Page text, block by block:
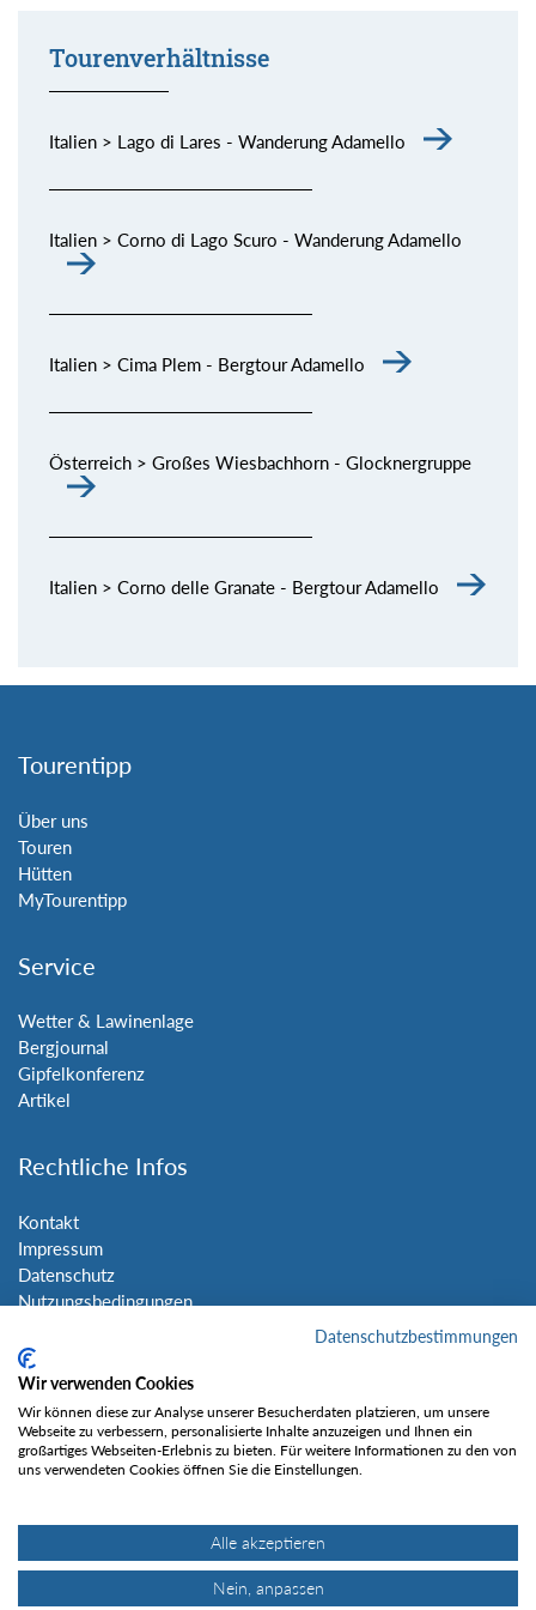
Tourenverhältnisse
Italien > Lago di Lares - Wanderung Adamello
Italien > Corno di Lago Scuro - Wanderung Adamello
Italien > Cima Plem - Bergtour Adamello
Österreich > Großes Wiesbachhorn - Glocknergruppe
Italien > Corno delle Granate - Bergtour Adamello
Tourentipp
Über uns
Touren
Hütten
MyTourentipp
Service
Wetter & Lawinenlage
Bergjournal
Gipfelkonferenz
Artikel
Rechtliche Infos
Kontakt
Impressum
Datenschutz
Nutzungsbedingungen
Social Media
Gefällt mir
Datenschutzbestimmungen
Wir verwenden Cookies
Wir können diese zur Analyse unserer Besucherdaten platzieren, um unsere
Webseite zu verbessern, personalisierte Inhalte anzuzeigen und Ihnen ein
großartiges Webseiten-Erlebnis zu bieten. Für weitere Informationen zu den von
uns verwendeten Cookies öffnen Sie die Einstellungen.
Alle akzeptieren
Nein, anpassen